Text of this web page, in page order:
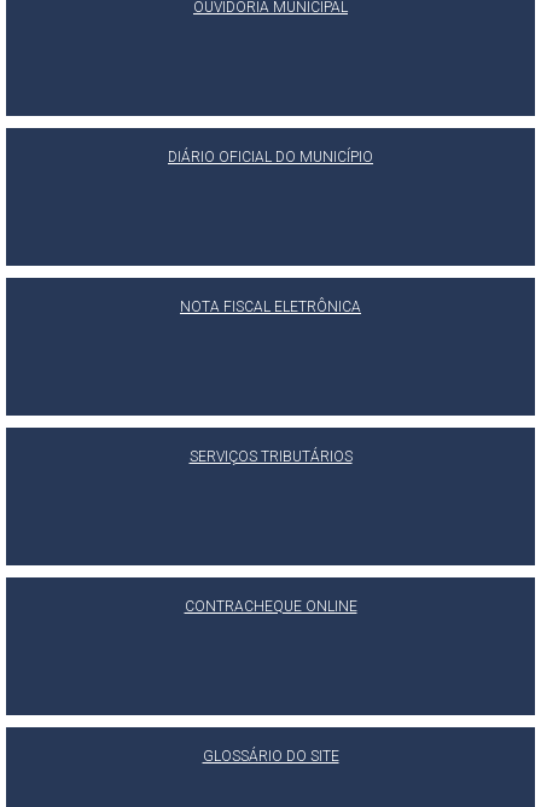
OUVIDORIA MUNICIPAL
DIÁRIO OFICIAL DO MUNICÍPIO
NOTA FISCAL ELETRÔNICA
SERVIÇOS TRIBUTÁRIOS
CONTRACHEQUE ONLINE
GLOSSÁRIO DO SITE